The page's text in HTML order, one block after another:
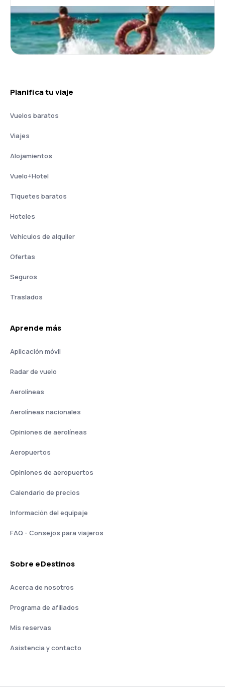
Planifica tu viaje
Vuelos baratos
Viajes
Alojamientos
Vuelo+Hotel
Tiquetes baratos
Hoteles
Vehículos de alquiler
Ofertas
Seguros
Traslados
Aprende más
Aplicación móvil
Radar de vuelo
Aerolíneas
Aerolíneas nacionales
Opiniones de aerolíneas
Aeropuertos
Opiniones de aeropuertos
Calendario de precios
Información del equipaje
FAQ - Consejos para viajeros
Sobre eDestinos
Acerca de nosotros
Programa de afiliados
Mis reservas
Asistencia y contacto